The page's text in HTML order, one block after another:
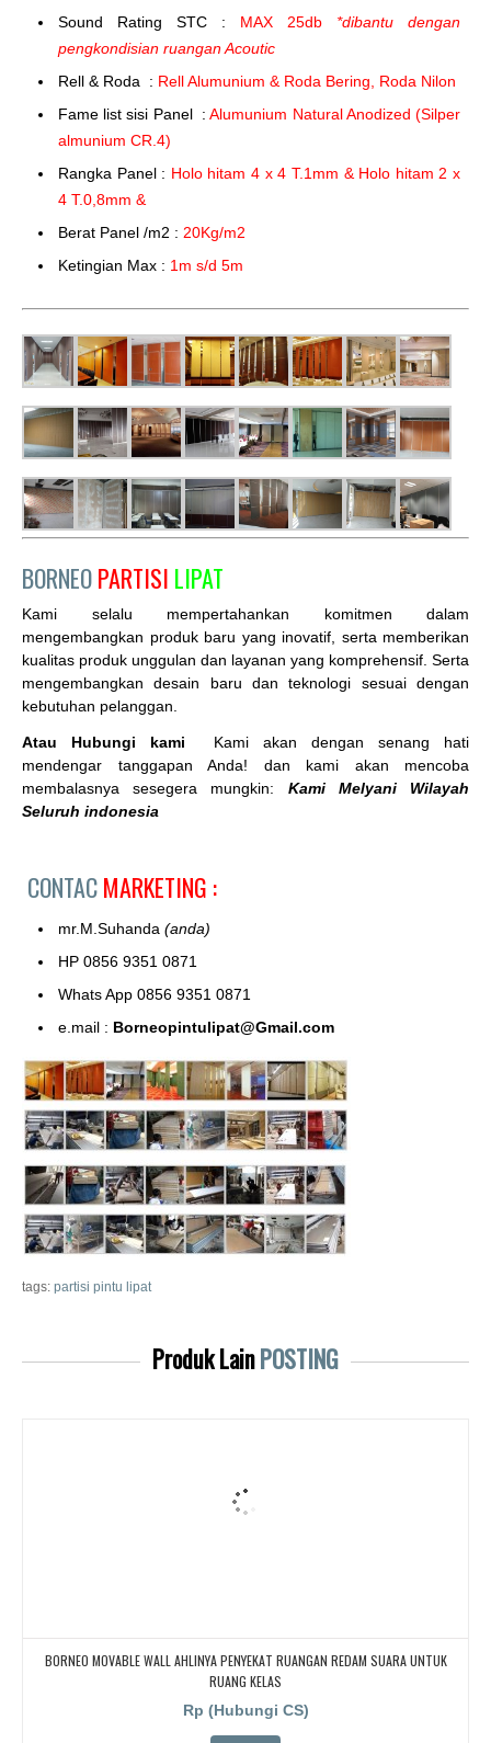
Sound Rating STC : MAX 25db *dibantu dengan
pengkondisian ruangan Acoutic
Rell & Roda : Rell Alumunium & Roda Bering, Roda Nilon
Fame list sisi Panel :Alumunium Natural Anodized (Silper
almunium CR.4)
Rangka Panel : Holo hitam 4 x 4 T.1mm & Holo hitam 2 x
4 T.0,8mm &
Berat Panel /m2 : 20Kg/m2
Ketingian Max : 1m s/d 5m
BORNEOPARTISI LIPAT
Kami selalu mempertahankan komitmen dalam
mengembangkan produk baru yang inovatif, serta memberikan
kualitas produk unggulan dan layanan yang komprehensif. Serta
mengembangkan desain baru dan teknologi sesuai dengan
kebutuhan pelanggan.
Atau Hubungi kami
Kami akan dengan senang hati
mendengar tanggapan Anda! dan kami akan mencoba
membalasnya sesegera mungkin: Kami Melyani Wilayah
Seluruh indonesia
CONTACMARKETING :
mr.M.Suhanda (anda)
HP 0856 9351 0871
Whats App 0856 9351 0871
e.mail : Borneopintulipat@Gmail.com
tags: partisi pintu lipat
Produk LainPOSTING
BORNEO MOVABLE WALL AHLINYA PENYEKAT RUANGAN REDAM SUARA UNTUK
RUANG KELAS
Rp (Hubungi CS)